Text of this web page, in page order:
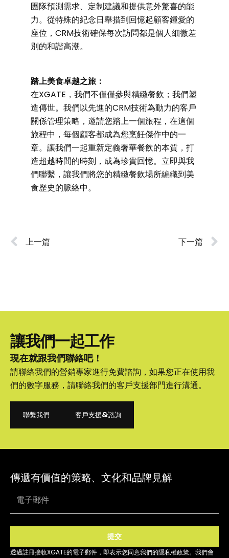
團隊預測需求、定制建議和提供意外驚喜的能
力。從特殊的紀念日舉措到回憶起顧客鍾愛的
座位，CRM技術確保每次訪問都是個人細微差
別的和諧高潮。
踏上美食卓越之旅：
在XGATE，我們不僅僅參與精緻餐飲；我們塑
造傳世。我們以先進的CRM技術為動力的客戶
關係管理策略，邀請您踏上一個旅程，在這個
旅程中，每個顧客都成為您烹飪傑作中的一
章。讓我們一起重新定義奢華餐飲的本質，打
造超越時間的時刻，成為珍貴回憶。立即與我
們聯繫，讓我們將您的精緻餐飲場所編織到美
食歷史的脈絡中。
上一篇 下一篇
讓我們一起工作
現在就跟我們聯絡吧！
請聯絡我們的營銷專家進行免費諮詢，如果您正在使用我
們的數字服務，請聯絡我們的客戶支援部門進行溝通。
聯繫我們
客戶支援&諮詢
傳遞有價值的策略、文化和品牌見解
提交
透過註冊接收XGATE的電子郵件，即表示您同意我們的隱私權政策。我們會